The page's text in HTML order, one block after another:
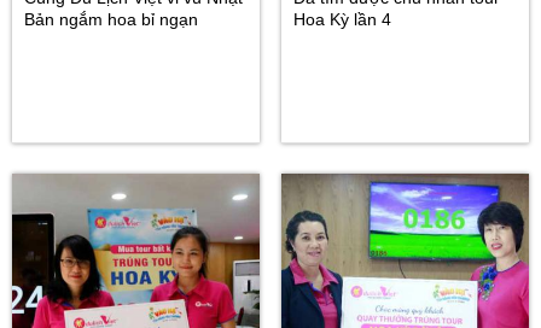
Bản ngắm hoa bỉ ngạn
Hoa Kỳ lần 4